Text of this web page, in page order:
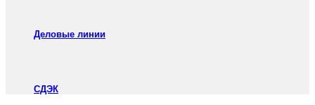
Деловые линии
СДЭК